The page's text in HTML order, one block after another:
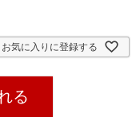
お気に入りに登録する
る